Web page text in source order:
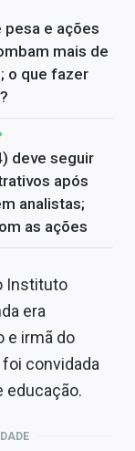
pesa e ações
mais de
o que fazer
deve seguir
após
analistas;
as ações
Instituto
era
e irmã do
foi convidada
educação.